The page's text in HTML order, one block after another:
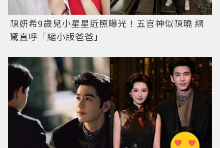
陳妍希9歲兒小星星近照曝光！五官神似陳曉 網
驚直呼「縮小版爸爸」